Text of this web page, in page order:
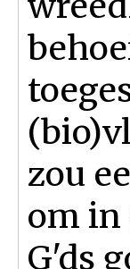
zou
om in
G'ds